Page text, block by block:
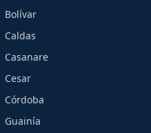
Bolívar
Caldas
Casanare
Cesar
Córdoba
Guainía